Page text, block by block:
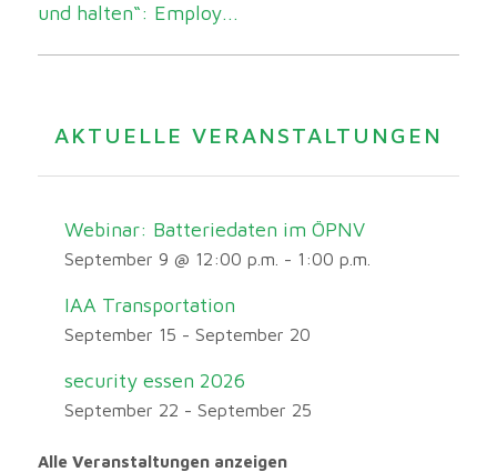
und halten“: Employ...
AKTUELLE VERANSTALTUNGEN
Webinar: Batteriedaten im ÖPNV
September 9 @ 12:00 p.m. - 1:00 p.m.
IAA Transportation
September 15 - September 20
security essen 2026
September 22 - September 25
Alle Veranstaltungen anzeigen